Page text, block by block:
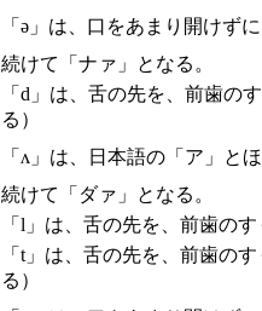
「ə」は、口をあまり開けず
続けて「ナァ」となる。
「d」は、舌の先を、前歯の
る）
「ʌ」は、日本語の「ア」と
続けて「ダァ」となる。
「l」は、舌の先を、前歯の
「t」は、舌の先を、前歯の
る）